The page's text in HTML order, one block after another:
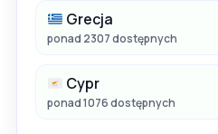
Grecja
ponad 2307 dostępnych
Cypr
ponad 1076 dostępnych